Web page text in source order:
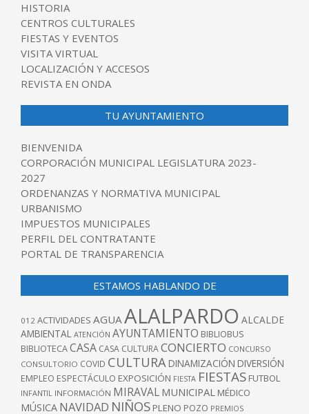
HISTORIA
CENTROS CULTURALES
FIESTAS Y EVENTOS
VISITA VIRTUAL
LOCALIZACIÓN Y ACCESOS
REVISTA EN ONDA
TU AYUNTAMIENTO
BIENVENIDA
CORPORACIÓN MUNICIPAL LEGISLATURA 2023-
2027
ORDENANZAS Y NORMATIVA MUNICIPAL
URBANISMO
IMPUESTOS MUNICIPALES
PERFIL DEL CONTRATANTE
PORTAL DE TRANSPARENCIA
ESTAMOS HABLANDO DE
012 ACTIVIDADES AGUAALALPARDO ALCALDE
AMBIENTAL ATENCIÓN AYUNTAMIENTO BIBLIOBUS
BIBLIOTECACASA CASA CULTURACONCIERTO CONCURSO
CONSULTORIO COVID CULTURA DINAMIZACIÓN DIVERSIÓN
EMPLEO ESPECTÁCULO EXPOSICIÓN FIESTA FIESTAS FUTBOL
INFANTIL INFORMACIÓN MIRAVAL MUNICIPAL MÉDICO
MÚSICA NAVIDAD NIÑOS PLENO POZO PREMIOS